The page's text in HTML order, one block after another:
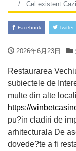
Cel existent
Facebook Twitter
2026年6月23日
Restaurarea
subiectele de
multe din alte
https://
pu?in cladiri de
arhitecturala De
dovede?te a fi